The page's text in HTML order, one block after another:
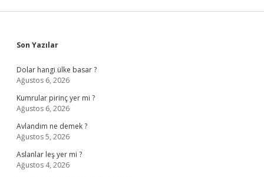
Sidebar
Son Yazılar
Dolar hangi ülke basar ?
Ağustos 6, 2026
Kumrular pirinç yer mi ?
Ağustos 6, 2026
Avlandım ne demek ?
Ağustos 5, 2026
Aslanlar leş yer mi ?
Ağustos 4, 2026